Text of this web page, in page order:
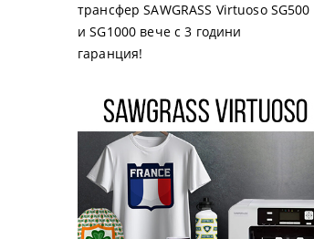
трансфер SAWGRASS Virtuoso SG500
и SG1000 вече с 3 години
гаранция!